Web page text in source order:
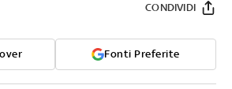
Fonti Preferite
CONDIVIDI